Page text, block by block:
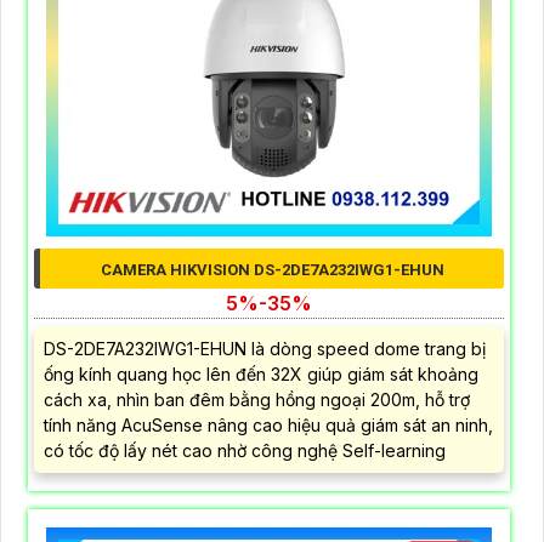
CAMERA HIKVISION DS-2DE7A232IWG1-EHUN
5%-35%
DS-2DE7A232IWG1-EHUN là dòng speed dome trang bị
ống kính quang học lên đến 32X giúp giám sát khoảng
cách xa, nhìn ban đêm bằng hồng ngoại 200m, hỗ trợ
tính năng AcuSense nâng cao hiệu quả giám sát an ninh,
có tốc độ lấy nét cao nhờ công nghệ Self-learning